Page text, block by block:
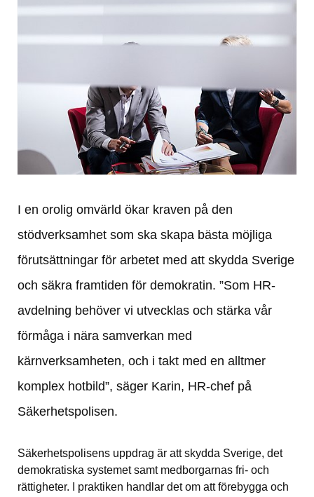
I en orolig omvärld ökar kraven på den
stödverksamhet som ska skapa bästa möjliga
förutsättningar för arbetet med att skydda Sverige
och säkra framtiden för demokratin. ”Som HR-
avdelning behöver vi utvecklas och stärka vår
förmåga i nära samverkan med
kärnverksamheten, och i takt med en alltmer
komplex hotbild”, säger Karin, HR-chef på
Säkerhetspolisen.
Säkerhetspolisens uppdrag är att skydda Sverige, det
demokratiska systemet samt medborgarnas fri- och
rättigheter. I praktiken handlar det om att förebygga och